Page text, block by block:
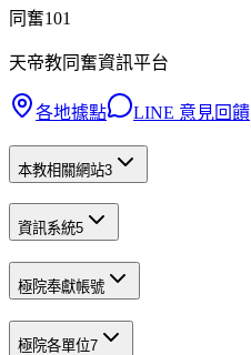
同奮101
天帝教同奮資訊平台
各地據點 LINE 意見回饋
本教相關網站3
資訊系統5
極院奉獻帳號
極院各單位7